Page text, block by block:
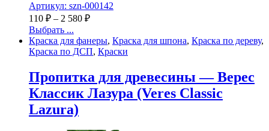
Артикул: szn-000142
110 ₽ – 2 580 ₽
Выбрать ...
Краска для фанеры, Краска для шпона, Краска по дереву,
Краска по ДСП, Краски
Пропитка для древесины — Верес
Классик Лазура (Veres Classic
Lazura)